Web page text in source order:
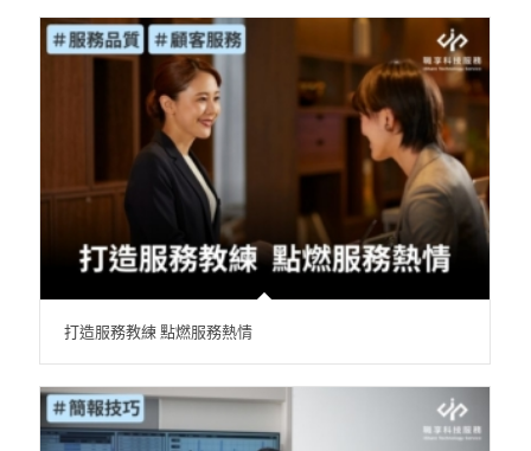
打造服務教練 點燃服務熱情